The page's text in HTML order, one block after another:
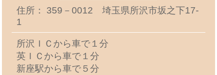
住所： 359－0012 埼玉県所沢市坂之下17-
1
所沢ＩＣから車で１分
英ＩＣから車で１分
新座駅から車で５分